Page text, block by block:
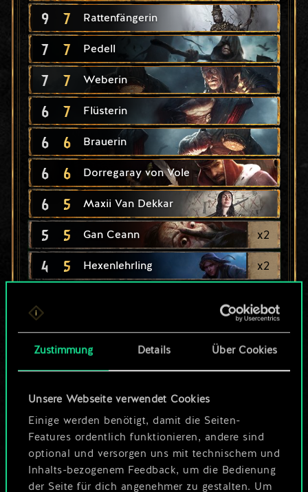
Zustimmung Details Über Cookies
Unsere Webseite verwendet Cookies
Einige werden benötigt, damit die Seiten-
Features ordentlich funktionieren, andere sind
optional und versorgen uns mit technischem und
Inhalts-bezogenem Feedback, um die Bedienung
der Seite für dich angenehmer zu gestalten. Um
9 7 Rattenfängerin
7 7 Pedell
7 7 Weberin
6 7 Flüsterin
6 6 Brauerin
6 6 Dorregaray von Vole
6 5 Maxii Van Dekkar
5 5 Gan Ceann x2
4 5 Hexenlehrling x2
2 5
6 4 Mittagserscheinung
1 4 Nekker